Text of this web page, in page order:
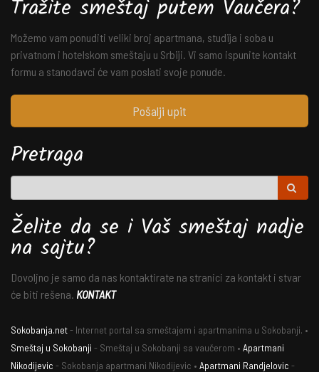
Tražite smeštaj putem Vaučera?
Možemo vam ponuditi veliki broj apartmana, studija i soba u
privatnom i hotelskom smeštaju u Srbiji. Vi samo ispunite kontakt
formu a stanodavci će vam poslati svoje ponude.
Pošalji upit
Pretraga
Želite da se i Vaš smeštaj nadje
na sajtu?
Dovoljno je samo da nas kontaktirate na stranici za kontakt i stvar
će biti rešena. KONTAKT
Sokobanja.net- Internet portal sa smeštajem i apartmanima u Sokobanji. •
Smeštaj u Sokobanji - Smeštaj u Sokobanji sa vaučerom • Apartmani
Nikodijevic - Sokobanja apartmani Nikodijevic • Apartmani Randjelovic -